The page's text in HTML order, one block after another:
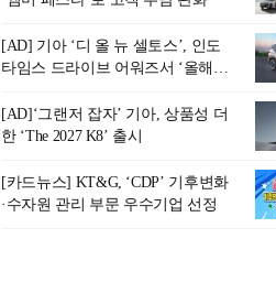
으며, 준비를 통해 천
아갈 수 있는 희망의
말한
워하지 않는 용기와
한 믿음이 어떻게 삶
게 만드는지를 보여
의 보고로 평가된다.
회장은 “인생의 목표
도 조급해하지 말고
터 하나 하나 성취해
라”고 조언한다. 뼈
조차 성공의 뼈대가
[AD] 기아 ‘디 올 뉴 셀토스’, 인도
타임스 드라이브 어워즈서 ‘올해의
[AD]‘그랜저 잡자’ 기아, 상품성 더
한 ‘The 2027 K8’ 출시
[카드뉴스] KT&G, ‘CDP’ 기후변화
·수자원 관리 부문 우수기업 선정